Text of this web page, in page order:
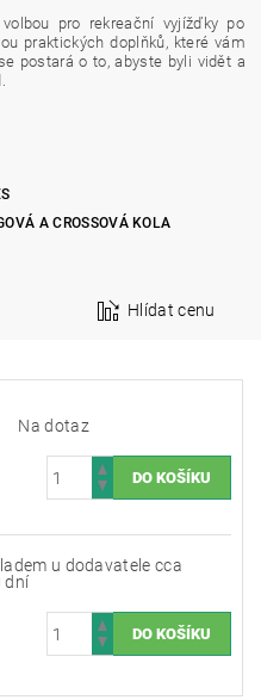
pro rekreační vyjížďky po
praktických doplňků, které vám
postará o to, abyste byli vidět a
A CROSSOVÁ KOLA
Hlídat cenu
Na dotaz
u dodavatele cca
dní